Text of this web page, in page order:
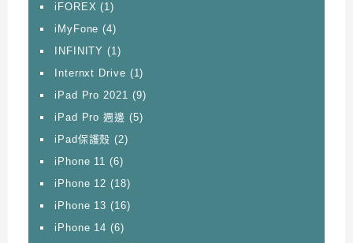
iFOREX (1)
iMyFone (4)
INFINITY (1)
Internxt Drive (1)
iPad Pro 2021 (9)
iPad Pro 週邊 (5)
iPad保護殼 (2)
iPhone 11 (6)
iPhone 12 (18)
iPhone 13 (16)
iPhone 14 (6)